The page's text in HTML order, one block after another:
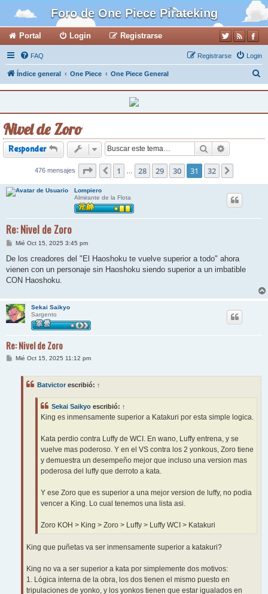
Foro de One Piece Pirateking
Portal Login Registrarse
FAQ Login
Registrarse
Índice general One Piece One Piece General
c
Nivel de Zoro
Responder Buscar
476 mensajes Página 31de32
Anterior
1 28 29 30 31 32
Lompiero
Almirante de la Flota
Re: Nivel de Zoro
M
n
a
j
Mié Oct 15, 2025 3:45 pm
De los creadores del "El Haoshoku te vuelve superior a todo" ahora
vienen con un personaje sin Haoshoku siendo superior a un imbatible
CON Haoshoku.
Sekai Saikyo
Sargento
Re: Nivel de Zoro
MMié Oct 15, 2025 11:12 pm
Batvictor escribió: ↑
Sekai Saikyo escribió: ↑
King es inmensamente superior a Katakuri por esta simple logica.
Kata perdio contra Luffy de WCI. En wano, Luffy entrena, y se
vuelve mas poderoso. Y en el VS contra los 2 yonkous, Zoro tiene
y demuestra un desempeño mejor que incluso una version mas
poderosa del luffy que derroto a kata.
Y ese Zoro que es superior a una mejor version de luffy, no podia
vencer a King. Lo cual tenemos una lista asi.
Zoro KOH > King > Zoro > Luffy > Luffy WCI > Katakuri
King que puñetas va ser inmensamente superior a katakuri?
King no va a ser superior a kata por simplemente dos motivos:
1. Lógica interna de la obra, los dos tienen el mismo puesto en
tripulaciones de yonko, y los yonkos tienen que estar igualados en